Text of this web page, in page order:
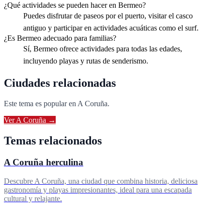
¿Qué actividades se pueden hacer en Bermeo?
Puedes disfrutar de paseos por el puerto, visitar el casco
antiguo y participar en actividades acuáticas como el surf.
¿Es Bermeo adecuado para familias?
Sí, Bermeo ofrece actividades para todas las edades,
incluyendo playas y rutas de senderismo.
Ciudades relacionadas
Este tema es popular en A Coruña.
VerA Coruña →
Temas relacionados
A Coruña herculina
Descubre A Coruña, una ciudad que combina historia, deliciosa
gastronomía y playas impresionantes, ideal para una escapada
cultural y relajante.